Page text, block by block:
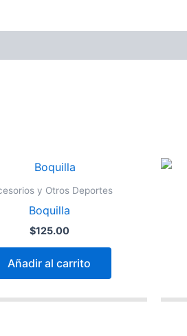
y Otros Deportes
Boquilla
$125.00
Añadir al carrito